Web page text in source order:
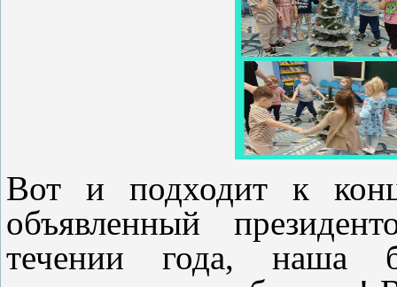
Вот и подходит к
объявленный
течении года, наша